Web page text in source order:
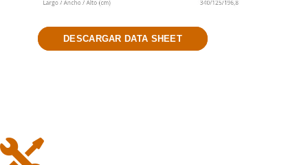
DESCARGAR DATA SHEET